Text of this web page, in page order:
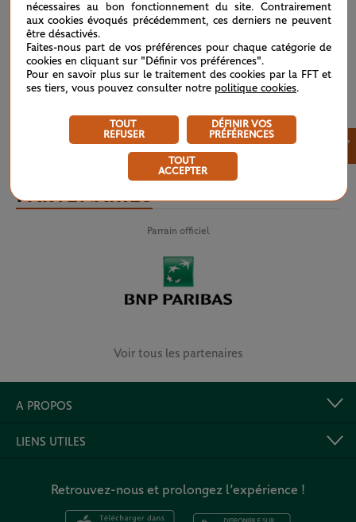
PARTENAIRES
Parrain officiel
Voir tous les partenaires
A PROPOS
LIENS UTILES
Retrouvez-nous et prolongez l’expérience !
nécessaires au bon fonctionnement du site. Contrairement
aux cookies évoqués précédemment, ces derniers ne peuvent
être désactivés.
Faites-nous part de vos préférences pour chaque catégorie de
cookies en cliquant sur "Définir vos préférences".
Pour en savoir plus sur le traitement des cookies par la FFT et
ses tiers, vous pouvez consulter notre politique cookies.
TOUT
REFUSER
DÉFINIR VOS
PRÉFÉRENCES
TOUT
ACCEPTER